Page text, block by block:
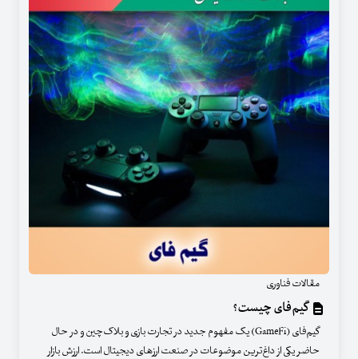
مقالات فناوری
گیم‌فای چیست؟
گیم‌فای (GameFi) یک مفهوم جدید در تجارت بازی و بلاک‌چین و در حال
حاضر یکی از داغ‌ترین موضوعات در صنعت ارزهای دیجیتال است. ارزش بازار